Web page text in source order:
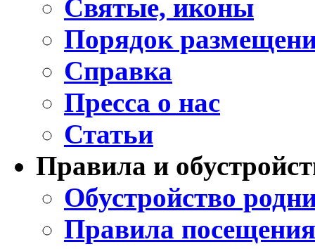
Святые, иконы
Порядок
Справка
Пресса о нас
Статьи
Правила и
Обустройство
Правила